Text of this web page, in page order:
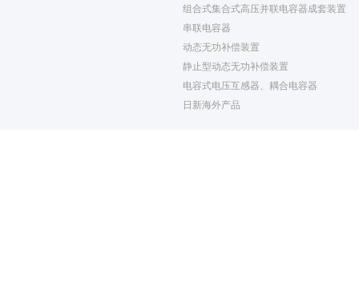
组合式集合式高压并联电容器成套装置
串联电容器
动态无功补偿装置
静止型动态无功补偿装置
电容式电压互感器、耦合电容器
日新海外产品